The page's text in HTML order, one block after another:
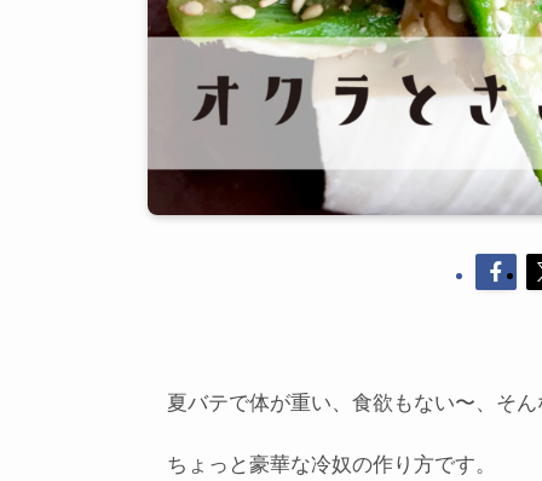
夏バテで体が重い、食欲もない〜、そ
ちょっと豪華な冷奴の作り方です。